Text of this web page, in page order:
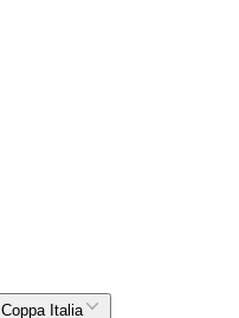
Coppa Italia